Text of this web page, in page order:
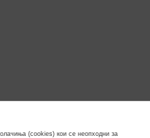
(cookies) кои се неопходни за